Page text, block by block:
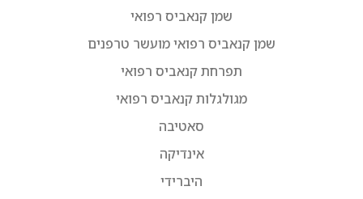
שמן קנאביס רפואי
שמן קנאביס רפואי מועשר טרפנים
תפרחת קנאביס רפואי
מגולגלות קנאביס רפואי
סאטיבה
אינדיקה
היברידי